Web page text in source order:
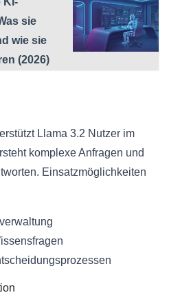
sie
wie sie
(2026)
Llama 3.2 Nutzer im
komplexe Anfragen und
Einsatzmöglichkeiten